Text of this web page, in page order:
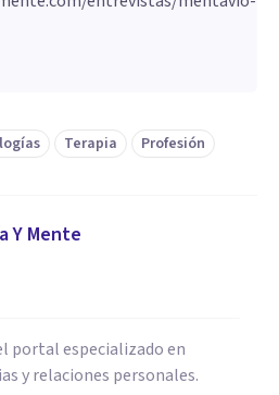
Terapia Profesión
Y Mente
portal especializado en
y relaciones personales.